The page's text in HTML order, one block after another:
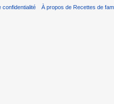
confidentialité À propos de Recettes de